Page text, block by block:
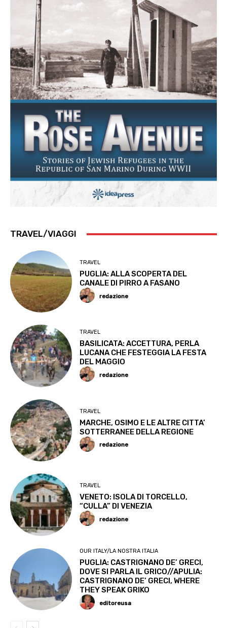
TRAVEL/VIAGGI
TRAVEL
PUGLIA: ALLA SCOPERTA DEL
CANALE DI PIRRO A FASANO
redazione
TRAVEL
BASILICATA: ACCETTURA, PERLA
LUCANA CHE FESTEGGIA LA FESTA
DEL MAGGIO
redazione
TRAVEL
MARCHE, OSIMO E LE ALTRE CITTA’
SOTTERRANEE DELLA REGIONE
redazione
TRAVEL
VENETO: ISOLA DI TORCELLO,
“CULLA” DI VENEZIA
redazione
OUR ITALY/LA NOSTRA ITALIA
PUGLIA: CASTRIGNANO DE’ GRECI,
DOVE SI PARLA IL GRICO//APULIA:
CASTRIGNANO DE’ GRECI, WHERE
THEY SPEAK GRIKO
editoreusa